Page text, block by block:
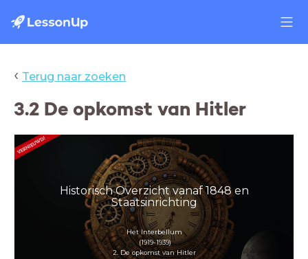
‹ Terug naar zoeken
3.2 De opkomst van Hitler
Historisch Overzicht vanaf 1848 en
Staatsinrichting
Het Interbellum
(1919-1939)
2. De opkomst van Hitler